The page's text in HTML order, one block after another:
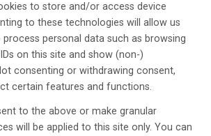
to store and/or access device
to these technologies will allow us
personal data such as browsing
on this site and show (non-)
consenting or withdrawing consent,
certain features and functions.
to the above or make granular
will be applied to this site only. You can